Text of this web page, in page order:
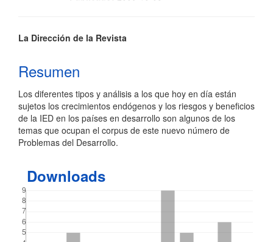
Contenido
principal
del
artículo
La Dirección de la Revista
Resumen
Los diferentes tipos y análisis a los que hoy en día están
sujetos los crecimientos endógenos y los riesgos y beneficios
de la IED en los países en desarrollo son algunos de los
temas que ocupan el corpus de este nuevo número de
Problemas del Desarrollo.
Downloads